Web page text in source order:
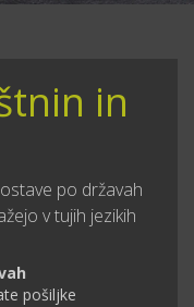
in
po državah
v tujih jezikih
pošiljke